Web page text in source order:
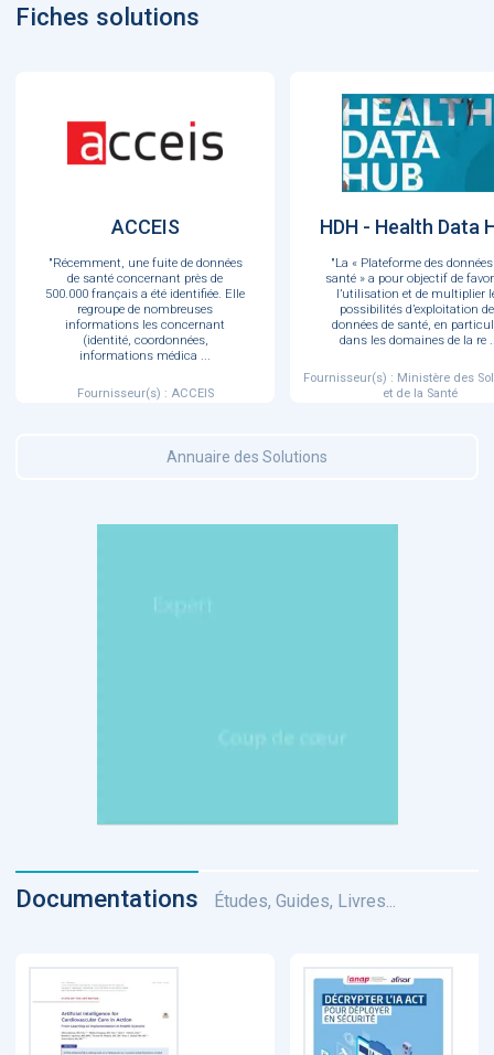
Fiches solutions
ACCEIS
"Récemment, une fuite de données
de santé concernant près de
500.000 français a été identifiée. Elle
regroupe de nombreuses
informations les concernant
(identité, coordonnées,
informations médica ...
Fournisseur(s) : ACCEIS
HDH - Health Data
"La « Plateforme des données
santé » a pour objectif de
l’utilisation et de multiplier
possibilités d’exploitation
données de santé, en
dans les domaines de la re
Fournisseur(s) : Ministère des
et de la Santé
Annuaire des Solutions
Documentations Études, Guides, Livres...